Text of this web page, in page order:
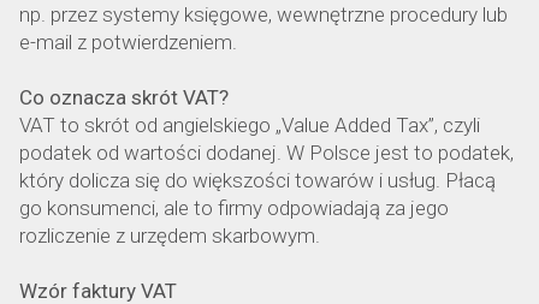
np. przez systemy księgowe, wewnętrzne procedury lub
e-mail z potwierdzeniem.
Co oznacza skrót VAT?
VAT to skrót od angielskiego „Value Added Tax”, czyli
podatek od wartości dodanej. W Polsce jest to podatek,
który dolicza się do większości towarów i usług. Płacą
go konsumenci, ale to firmy odpowiadają za jego
rozliczenie z urzędem skarbowym.
Wzór faktury VAT